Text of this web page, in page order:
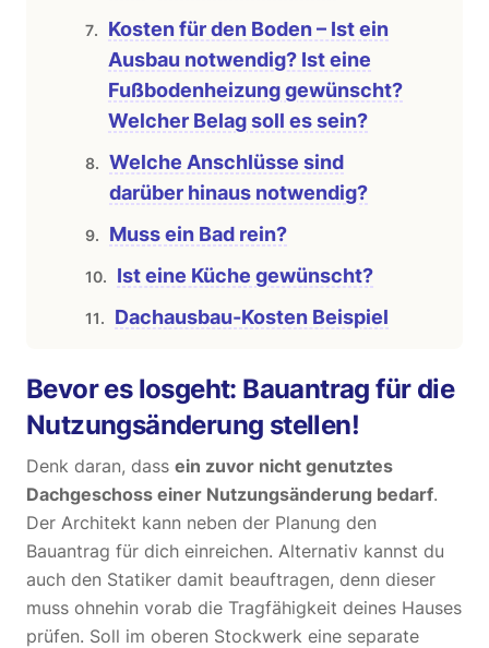
Kosten für den Boden – Ist ein
Ausbau notwendig? Ist eine
Fußbodenheizung gewünscht?
Welcher Belag soll es sein?
Welche Anschlüsse sind
darüber hinaus notwendig?
Muss ein Bad rein?
Ist eine Küche gewünscht?
Dachausbau-Kosten Beispiel
Bevor es losgeht: Bauantrag für die
Nutzungsänderung stellen!
Denk daran, dass ein zuvor nicht genutztes
Dachgeschoss einer Nutzungsänderung bedarf.
Der Architekt kann neben der Planung den
Bauantrag für dich einreichen. Alternativ kannst du
auch den Statiker damit beauftragen, denn dieser
muss ohnehin vorab die Tragfähigkeit deines Hauses
prüfen. Soll im oberen Stockwerk eine separate